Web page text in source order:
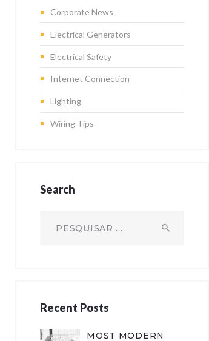
Corporate News
Electrical Generators
Electrical Safety
Internet Connection
Lighting
Wiring Tips
Search
Recent Posts
MOST MODERN